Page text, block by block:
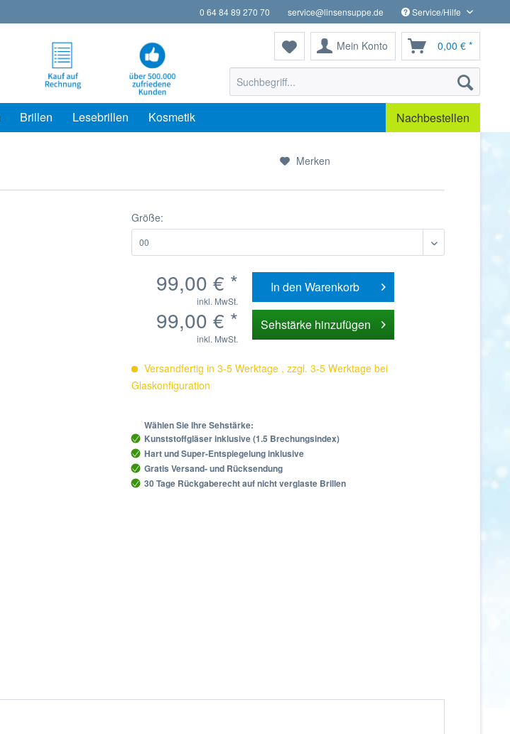
0 64 84 89 270 70 service@linsensuppe.de Service/Hilfe
Mein Konto 0,00 € *
Brillen Lesebrillen Kosmetik Nachbestellen
Merken
Größe:
99,00 € *
inkl. MwSt.
In den Warenkorb
99,00 € *
inkl. MwSt.
Sehstärke hinzufügen
Versandfertig in 3-5 Werktage , zzgl. 3-5 Werktage bei
Glaskonfiguration
Wählen Sie Ihre Sehstärke:
Kunststoffgläser inklusive (1.5 Brechungsindex)
Hart und Super-Entspiegelung inklusive
Gratis Versand- und Rücksendung
30 Tage Rückgaberecht auf nicht verglaste Brillen